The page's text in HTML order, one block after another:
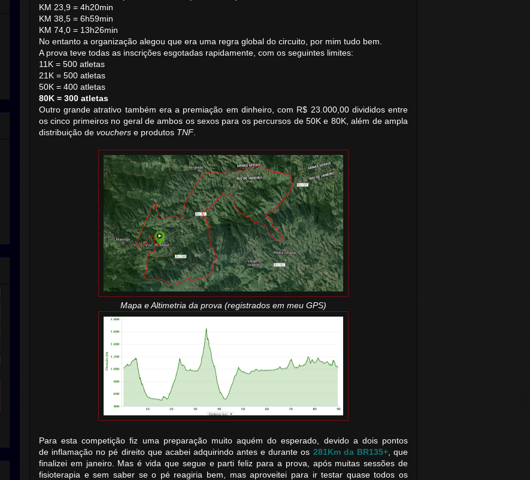
KM 23,9 = 4h20min
KM 38,5 = 6h59min
KM 74,0 = 13h26min
No entanto a organização alegou que era uma regra global do circuito, por mim tudo bem.
A prova teve todas as inscrições esgotadas rapidamente, com os seguintes limites:
11K = 500 atletas
21K = 500 atletas
50K = 400 atletas
80K = 300 atletas
Outro grande atrativo também era a premiação em dinheiro, com R$ 23.000,00 divididos entre
os cinco primeiros no geral de ambos os sexos para os percursos de 50K e 80K, além de ampla
distribuição de vouchers e produtos TNF.
Mapa e Altimetria da prova (registrados em meu GPS)
Para esta competição fiz uma preparação muito aquém do esperado, devido a dois pontos
de inflamação no pé direito que acabei adquirindo antes e durante os 281Km da BR135+, que
finalizei em janeiro. Mas é vida que segue e parti feliz para a prova, após muitas sessões de
fisioterapia e sem saber se o pé reagiria bem, mas aproveitei para ir testar quase todos os